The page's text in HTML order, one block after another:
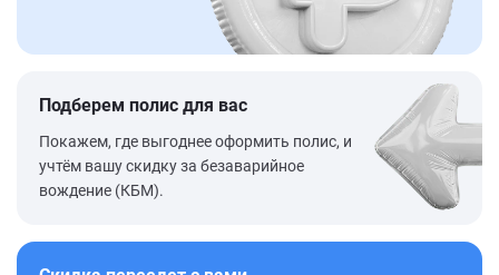
Подберем полис для вас
Покажем, где выгоднее оформить полис, и
учтём вашу скидку за безаварийное
вождение (КБМ).